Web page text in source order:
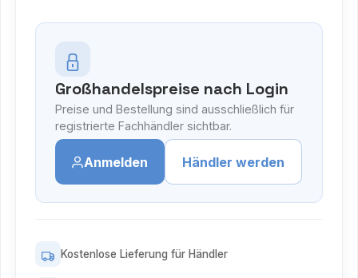
Großhandelspreise nach Login
Preise und Bestellung sind ausschließlich für
registrierte Fachhändler sichtbar.
Anmelden Händler werden
Kostenlose Lieferung für Händler